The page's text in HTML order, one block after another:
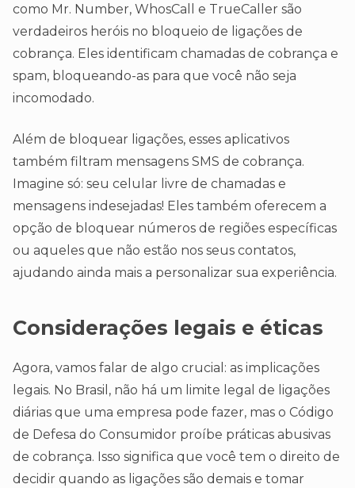
como Mr. Number, WhosCall e TrueCaller são
verdadeiros heróis no bloqueio de ligações de
cobrança. Eles identificam chamadas de cobrança e
spam, bloqueando-as para que você não seja
incomodado.
Além de bloquear ligações, esses aplicativos
também filtram mensagens SMS de cobrança.
Imagine só: seu celular livre de chamadas e
mensagens indesejadas! Eles também oferecem a
opção de bloquear números de regiões específicas
ou aqueles que não estão nos seus contatos,
ajudando ainda mais a personalizar sua experiência.
Considerações legais e éticas
Agora, vamos falar de algo crucial: as implicações
legais. No Brasil, não há um limite legal de ligações
diárias que uma empresa pode fazer, mas o Código
de Defesa do Consumidor proíbe práticas abusivas
de cobrança. Isso significa que você tem o direito de
decidir quando as ligações são demais e tomar